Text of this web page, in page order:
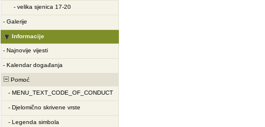
- velika sjenica 17-20
- Galerije
Informacije
- Najnovije vijesti
- Kalendar događanja
Pomoć
- MENU_TEXT_CODE_OF_CONDUCT
- Djelomično skrivene vrste
- Legenda simbola